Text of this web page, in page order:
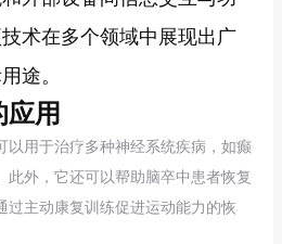
术在多个领域中展现出广
途。
应用
以用于治疗多种神经系统疾病，如癫
外，它还可以帮助脑卒中患者恢复
过主动康复训练促进运动能力的恢